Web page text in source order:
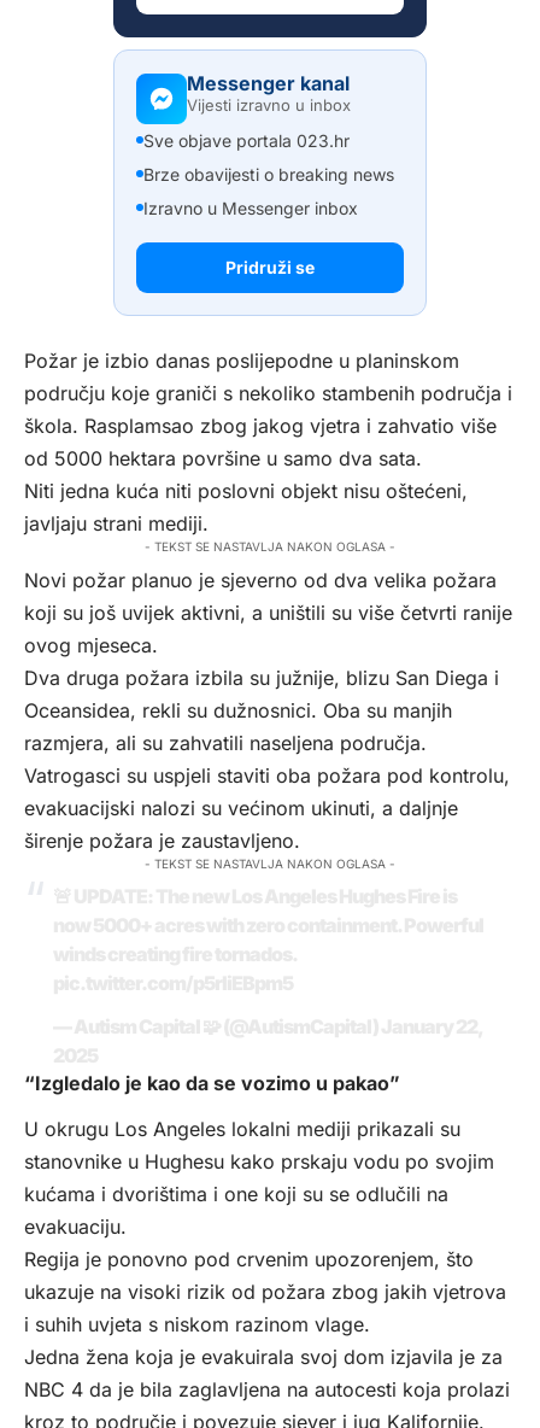
Messenger kanal
Vijesti izravno u inbox
Sve objave portala 023.hr
Brze obavijesti o breaking news
Izravno u Messenger inbox
Pridruži se
Požar je izbio danas poslijepodne u planinskom
području koje graniči s nekoliko stambenih područja i
škola. Rasplamsao zbog jakog vjetra i zahvatio više
od 5000 hektara površine u samo dva sata.
Niti jedna kuća niti poslovni objekt nisu oštećeni,
javljaju strani mediji.
- TEKST SE NASTAVLJA NAKON OGLASA -
Novi požar planuo je sjeverno od dva velika požara
koji su još uvijek aktivni, a uništili su više četvrti ranije
ovog mjeseca.
Dva druga požara izbila su južnije, blizu San Diega i
Oceansidea, rekli su dužnosnici. Oba su manjih
razmjera, ali su zahvatili naseljena područja.
Vatrogasci su uspjeli staviti oba požara pod kontrolu,
evakuacijski nalozi su većinom ukinuti, a daljnje
širenje požara je zaustavljeno.
- TEKST SE NASTAVLJA NAKON OGLASA -
“Izgledalo je kao da se vozimo u pakao”
U okrugu Los Angeles lokalni mediji prikazali su
stanovnike u Hughesu kako prskaju vodu po svojim
kućama i dvorištima i one koji su se odlučili na
evakuaciju.
Regija je ponovno pod crvenim upozorenjem, što
ukazuje na visoki rizik od požara zbog jakih vjetrova
i suhih uvjeta s niskom razinom vlage.
Jedna žena koja je evakuirala svoj dom izjavila je za
NBC 4 da je bila zaglavljena na autocesti koja prolazi
kroz to područje i povezuje sjever i jug Kalifornije.